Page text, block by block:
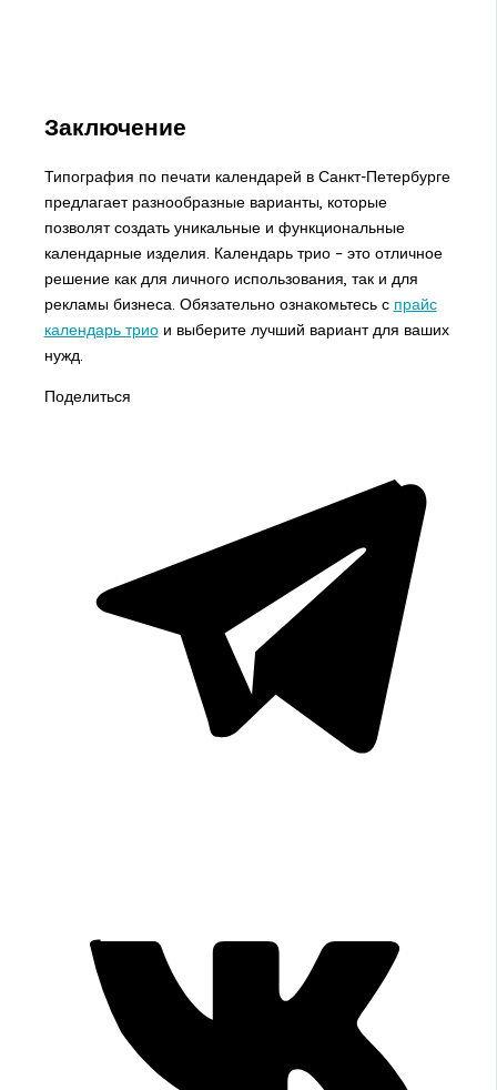
Заключение
Типография по печати календарей в Санкт-Петербурге
предлагает разнообразные варианты, которые
позволят создать уникальные и функциональные
календарные изделия. Календарь трио – это отличное
решение как для личного использования, так и для
рекламы бизнеса. Обязательно ознакомьтесь с прайс
календарь триои выберите лучший вариант для ваших
нужд.
Поделиться